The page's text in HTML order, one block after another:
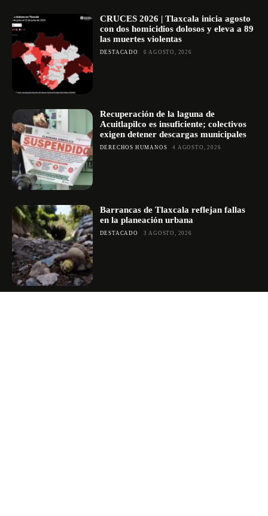
CRUCES 2026 | Tlaxcala inicia agosto
con dos homicidios dolosos y eleva a 89
las muertes violentas
DESTACADO 6 AGOSTO, 2026
Recuperación de la laguna de
Acuitlapilco es insuficiente; colectivos
exigen detener descargas municipales
DERECHOS HUMANOS 4 AGOSTO, 2026
Barrancas de Tlaxcala reflejan fallas
en la planeación urbana
DESTACADO 3 AGOSTO, 2026